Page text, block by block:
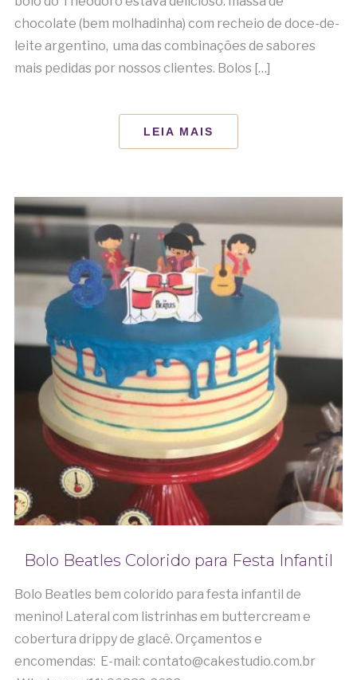
chocolate (bem molhadinha) com recheio de doce-de-
leite argentino, uma das combinações de sabores
mais pedidas por nossos clientes. Bolos […]
LEIA MAIS
Bolo Beatles Colorido para Festa Infantil
Bolo Beatles bem colorido para festa infantil de
menino! Lateral com listrinhas em buttercream e
cobertura drippy de glacê. Orçamentos e
encomendas: E-mail: contato@cakestudio.com.br